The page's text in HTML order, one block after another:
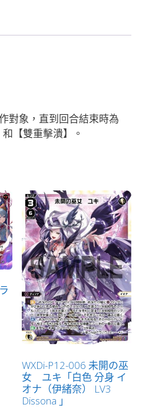
對象，直到回合結束時為
【雙重擊潰】。
WXDi-P12-006 未開の巫
女 ユキ「白色 分身 イ
オナ（伊緒奈） LV3
Dissona 」